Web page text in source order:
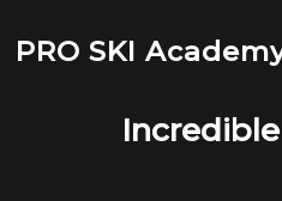
contenido
PRO SKI